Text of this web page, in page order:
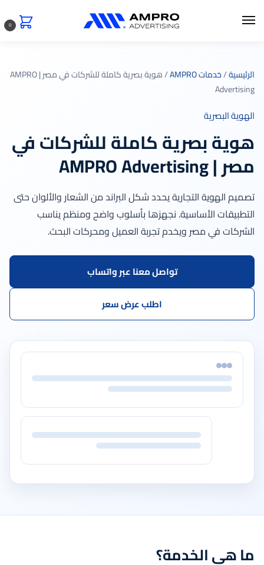
0
الرئيسية/خدمات AMPRO
/ هوية بصرية كاملة للشركات في مصر | AMPRO
Advertising
الهوية البصرية
هوية بصرية كاملة للشركات في
مصر | AMPRO Advertising
تصميم الهوية التجارية يحدد شكل البراند من الشعار والألوان حتى
التطبيقات الأساسية. نجهزها بأسلوب واضح ومنظم يناسب
الشركات في مصر ويخدم تجربة العميل ومحركات البحث.
تواصل معنا عبر واتساب
اطلب عرض سعر
ما هي الخدمة؟